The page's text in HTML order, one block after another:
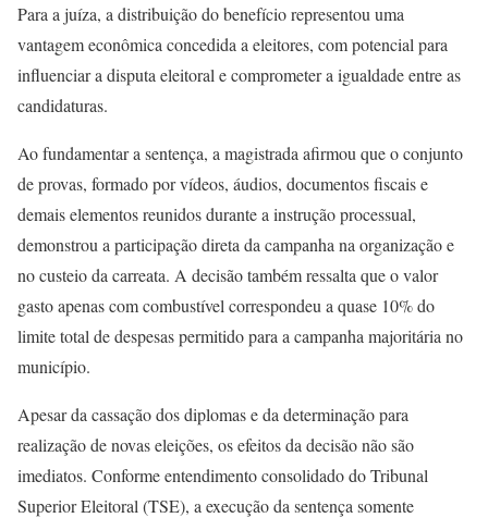
Para a juíza, a distribuição do benefício representou uma
vantagem econômica concedida a eleitores, com potencial para
influenciar a disputa eleitoral e comprometer a igualdade entre as
candidaturas.
Ao fundamentar a sentença, a magistrada afirmou que o conjunto
de provas, formado por vídeos, áudios, documentos fiscais e
demais elementos reunidos durante a instrução processual,
demonstrou a participação direta da campanha na organização e
no custeio da carreata. A decisão também ressalta que o valor
gasto apenas com combustível correspondeu a quase 10% do
limite total de despesas permitido para a campanha majoritária no
município.
Apesar da cassação dos diplomas e da determinação para
realização de novas eleições, os efeitos da decisão não são
imediatos. Conforme entendimento consolidado do Tribunal
Superior Eleitoral (TSE), a execução da sentença somente